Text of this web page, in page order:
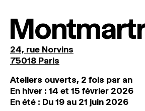
24, rue Norvins
75018 Paris
Ateliers ouverts, 2 fois par an
En hiver : 14 et 15 février 2026
En été : Du 19 au 21 juin 2026